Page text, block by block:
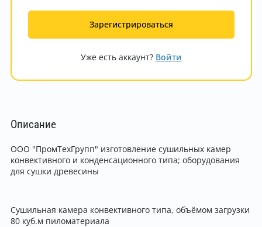
Описание
ООО "ПромТехГрупп" изготовление сушильных камер
конвективного и конденсационного типа; оборудования
для сушки древесины
Сушильная камера конвективного типа, объёмом загрузки
80 куб.м пиломатериала
Зарегистрироваться
Уже есть аккаунт? Войти